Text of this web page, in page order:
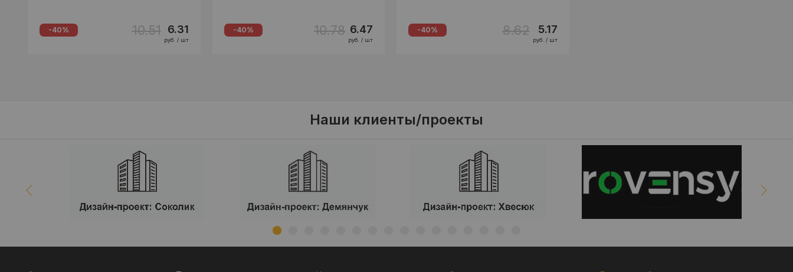
-40% 10.51 6.31
руб. / шт
-40% 10.78 6.47
руб. / шт
-40% 8.62 5.17
руб. / шт
Наши клиенты/проекты